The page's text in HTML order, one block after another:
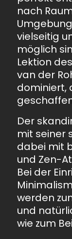
nach
vielseitig
möglich
Lektion
van der
dominiert,
Der
mit seiner
dabei mit
und Zen-
Bei der
werden
und
wie zum